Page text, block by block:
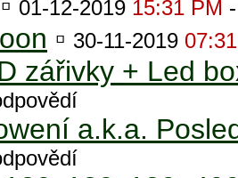
01-12-2019 15:31 PM
▫ 30-11-2019
zářivky + Led
a.k.a.